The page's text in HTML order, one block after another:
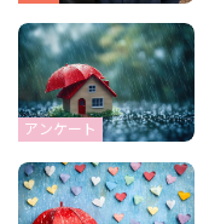
アンケート